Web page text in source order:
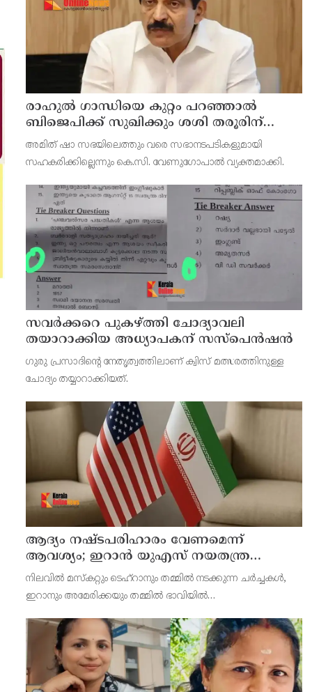
രാഹുല്‍ ഗാന്ധിയെ കുറ്റം പറഞ്ഞാല്‍
ബിജെപിക്ക് സുഖിക്കും ശശി തരൂരിന്
മറുപടിയുമായി കെ സി വേണുഗോപാല്‍
അമിത് ഷാ സഭയിലെത്തും വരെ സഭാനടപടികളുമായി
സഹകരിക്കില്ലെന്നും കെ.സി. വേണുഗോപാല്‍ വ്യക്തമാക്കി.
സവര്‍ക്കറെ പുകഴ്ത്തി ചോദ്യാവലി
തയാറാക്കിയ അധ്യാപകന് സസ്‌പെന്‍ഷന്‍
ഗുരു പ്രസാദിന്റെ നേതൃത്വത്തിലാണ് ക്വിസ് മത്സരത്തിനുള്ള
ചോദ്യം തയ്യാറാക്കിയത്.
ആദ്യം നഷ്ടപരിഹാരം വേണമെന്ന്
ആവശ്യം; ഇറാന്‍ യുഎസ് നയതന്ത്ര
നീക്കങ്ങളില്‍ അനിശ്ചിതത്വം
നിലവില്‍ മസ്‌കറ്റും ടെഹ്റാനും തമ്മില്‍ നടക്കുന്ന ചര്‍ച്ചകള്‍,
ഇറാനും അമേരിക്കയും തമ്മില്‍ ഭാവിയില്‍
ഘട്ടമായാണ് നിരീക്ഷകര്‍ കാണുന്നത്.